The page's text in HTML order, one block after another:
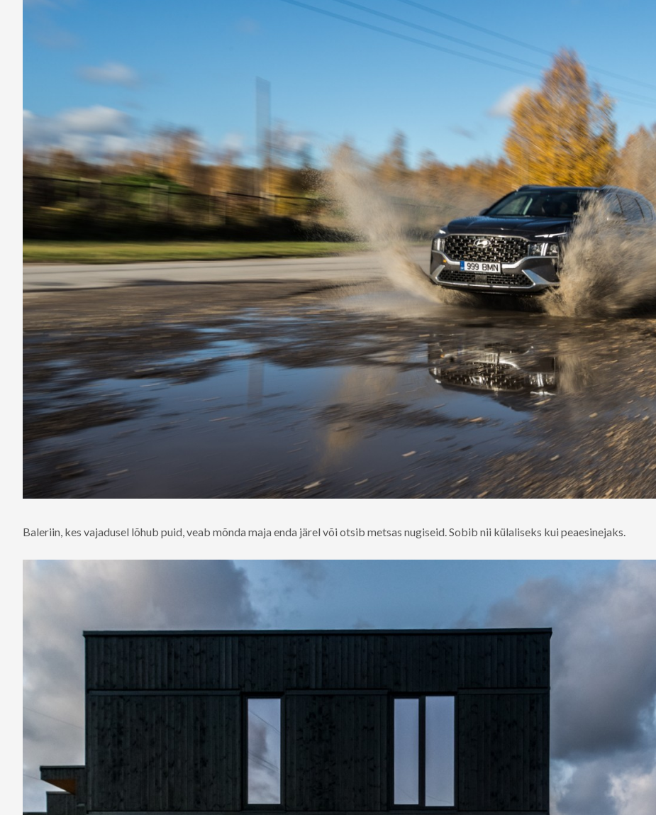
Baleriin, kes vajadusel lõhub puid, veab mõnda maja enda järel või otsib metsas nugiseid. Sobib nii külaliseks kui peaesinejaks.